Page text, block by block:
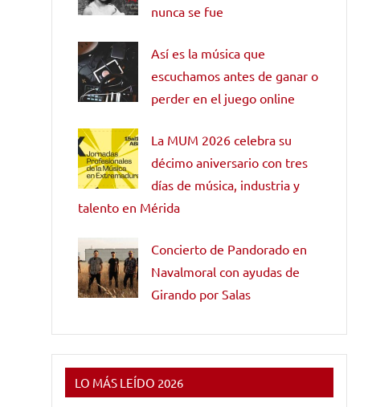
nunca se fue
Así es la música que
escuchamos antes de ganar o
perder en el juego online
La MUM 2026 celebra su
décimo aniversario con tres
días de música, industria y
talento en Mérida
Concierto de Pandorado en
Navalmoral con ayudas de
Girando por Salas
LO MÁS LEÍDO 2026